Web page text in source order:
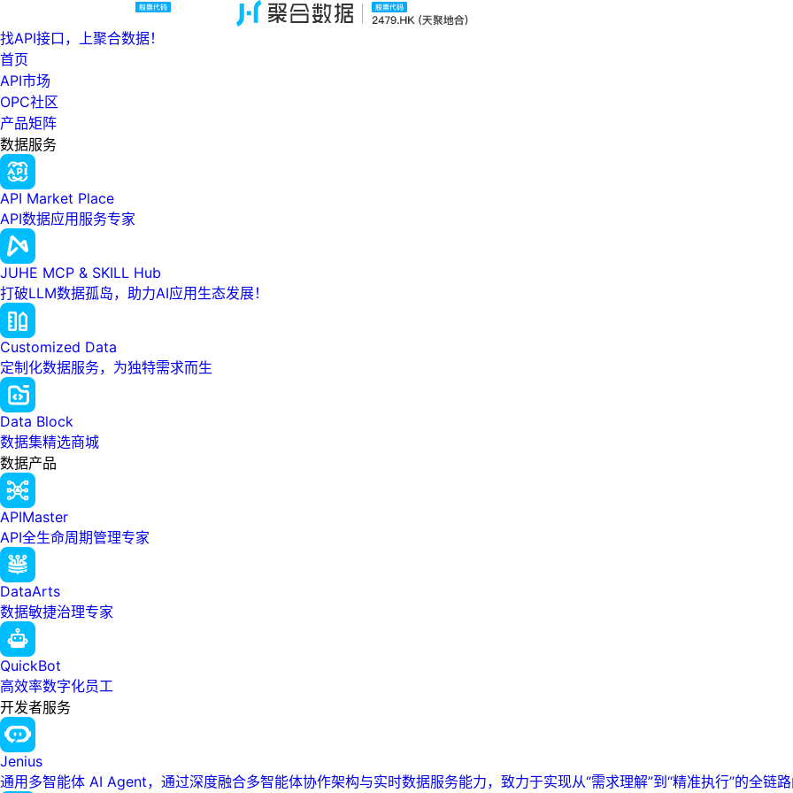
找API接口，上聚合数据！
首页
API市场
OPC社区
产品矩阵
数据服务
API Market Place
API数据应用服务专家
JUHE MCP & SKILL Hub
打破LLM数据孤岛，助力AI应用生态发展！
Customized Data
定制化数据服务，为独特需求而生
Data Block
数据集精选商城
数据产品
APIMaster
API全生命周期管理专家
DataArts
数据敏捷治理专家
QuickBot
高效率数字化员工
开发者服务
Jenius
通用多智能体 AI Agent，通过深度融合多智能体协作架构与实时数据服务能力，致力于实现从“需求理解”到“精准执行”的全链